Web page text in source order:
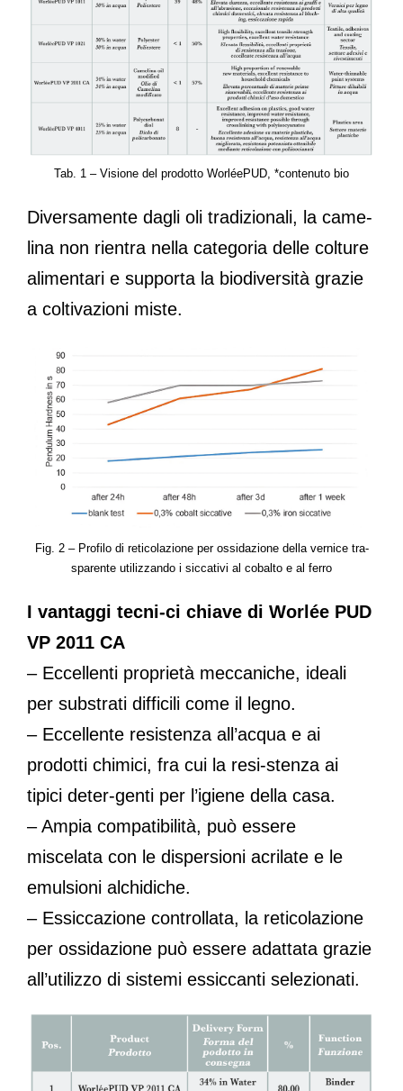
Tab. 1 – Visione del prodotto WorléePUD, *contenuto bio
Diversamente dagli oli tradizionali, la came-
lina non rientra nella categoria delle colture
alimentari e supporta la biodiversità grazie
a coltivazioni miste.
Fig. 2 – Profilo di reticolazione per ossidazione della vernice tra-
sparente utilizzando i siccativi al cobalto e al ferro
I vantaggi tecni-ci chiave di Worlée PUD
VP 2011 CA
– Eccellenti proprietà meccaniche, ideali
per substrati difficili come il legno.
– Eccellente resistenza all’acqua e ai
prodotti chimici, fra cui la resi-stenza ai
tipici deter-genti per l’igiene della casa.
– Ampia compatibilità, può essere
miscelata con le dispersioni acrilate e le
emulsioni alchidiche.
– Essiccazione controllata, la reticolazione
per ossidazione può essere adattata grazie
all’utilizzo di sistemi essiccanti selezionati.